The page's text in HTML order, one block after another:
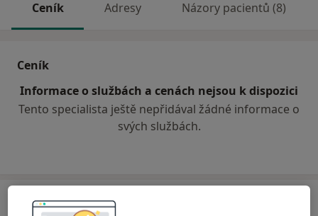
Ceník Adresy Názory pacientů (8)
Ceník
Informace o službách a cenách nejsou k dispozici
Tento specialista ještě nepřidával žádné informace o
svých službách.
Adresa